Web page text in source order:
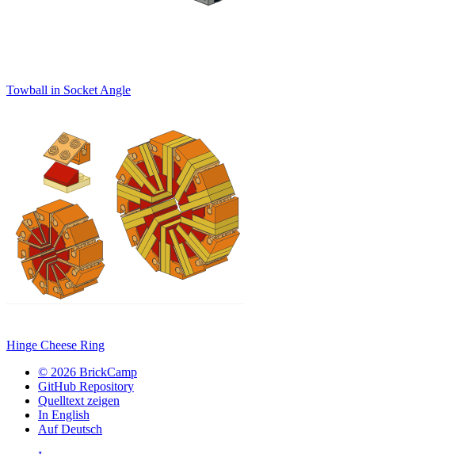
Towball in Socket Angle
Hinge Cheese Ring
© 2026 BrickCamp
GitHub Repository
Quelltext zeigen
In English
Auf Deutsch